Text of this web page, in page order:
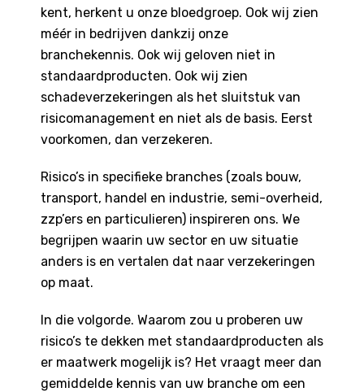
kent, herkent u onze bloedgroep. Ook wij zien
méér in bedrijven dankzij onze
branchekennis. Ook wij geloven niet in
standaardproducten. Ook wij zien
schadeverzekeringen als het sluitstuk van
risicomanagement en niet als de basis. Eerst
voorkomen, dan verzekeren.
Risico’s in specifieke branches (zoals bouw,
transport, handel en industrie, semi-overheid,
zzp’ers en particulieren) inspireren ons. We
begrijpen waarin uw sector en uw situatie
anders is en vertalen dat naar verzekeringen
op maat.
In die volgorde. Waarom zou u proberen uw
risico’s te dekken met standaardproducten als
er maatwerk mogelijk is? Het vraagt meer dan
gemiddelde kennis van uw branche om een